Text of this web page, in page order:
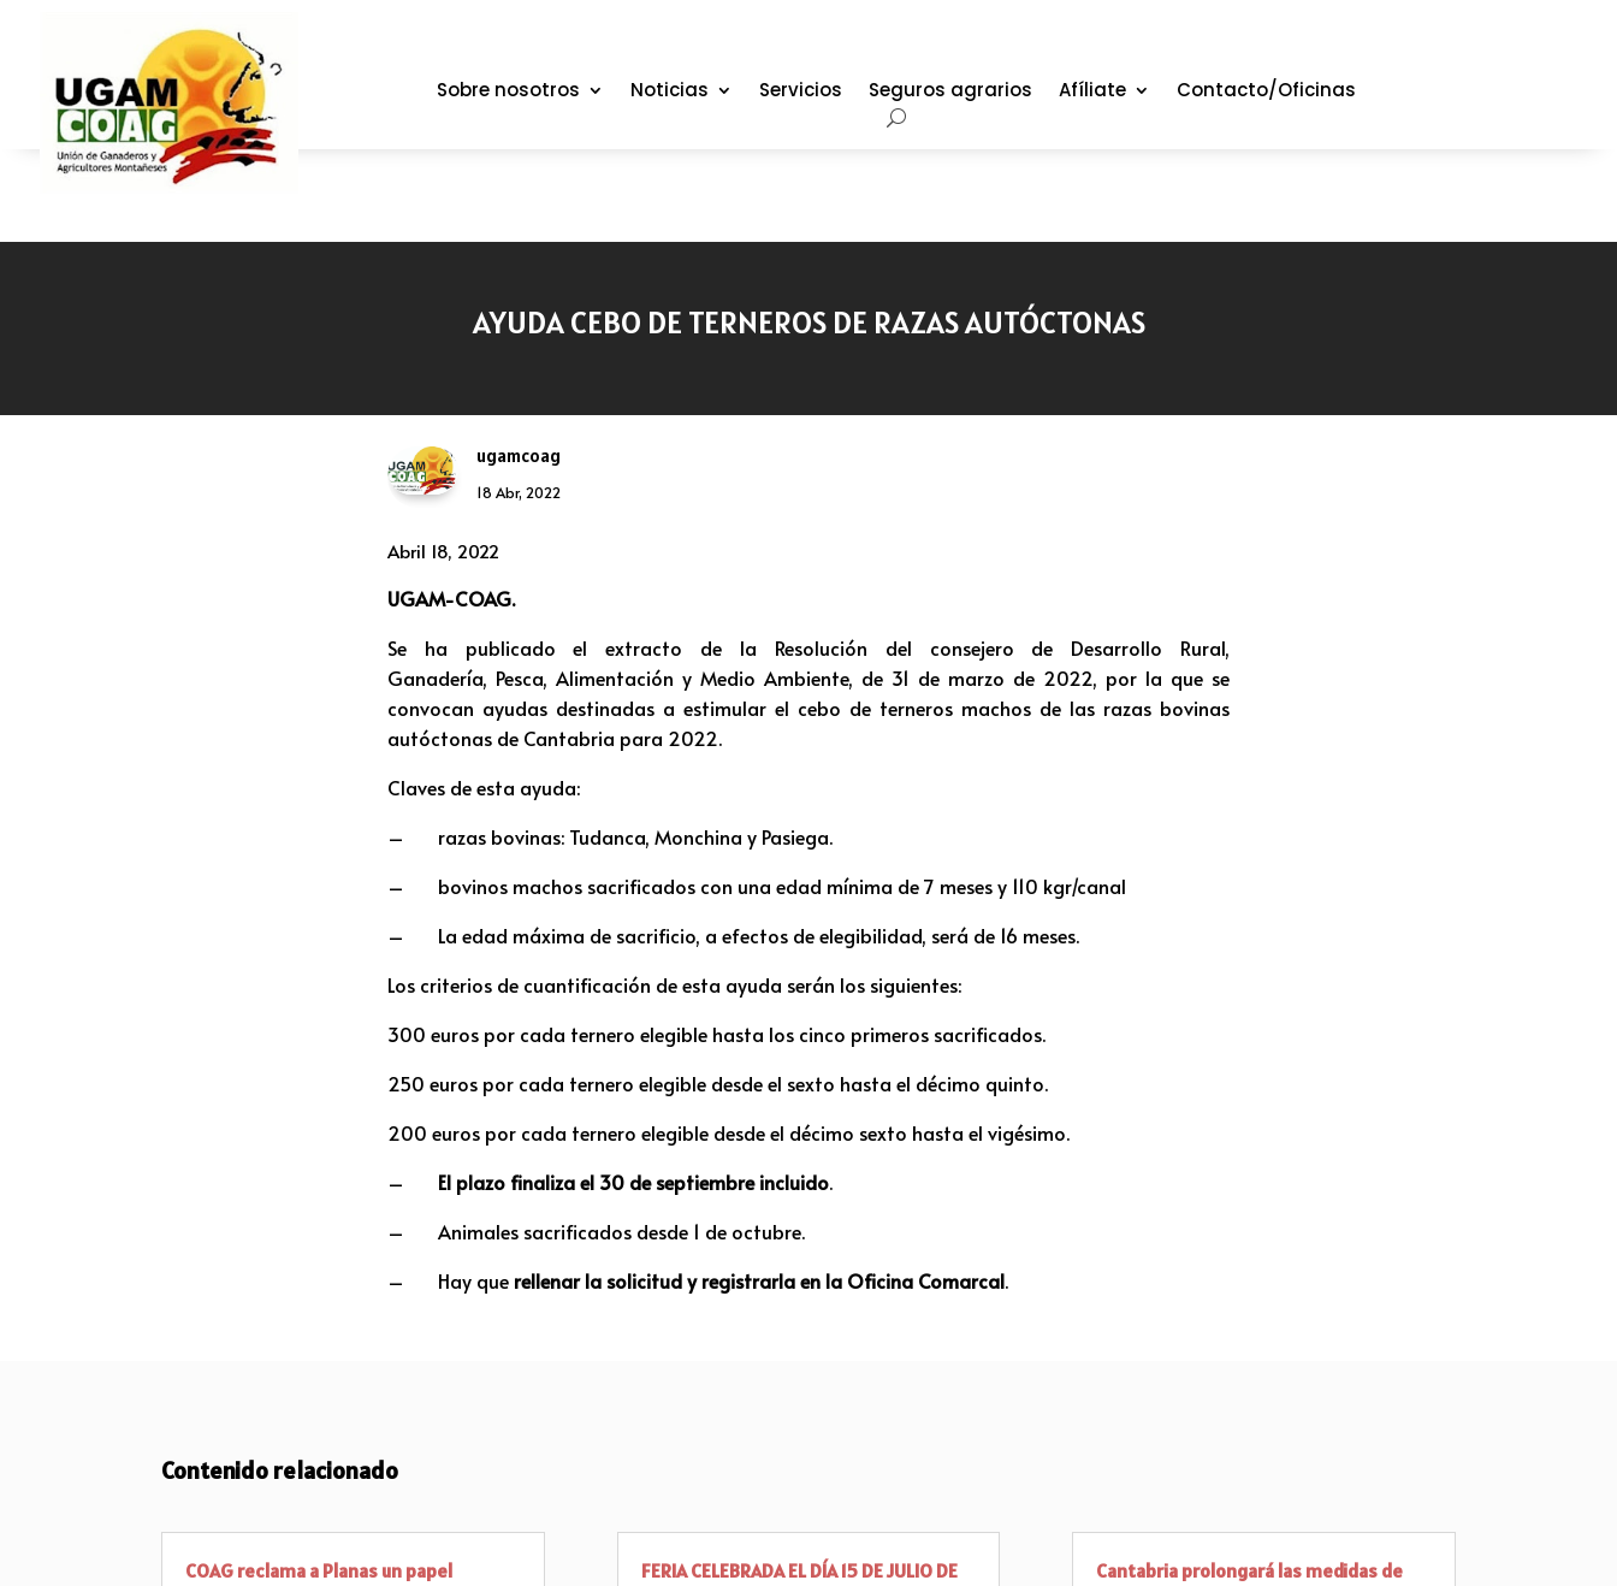
Sobre nosotros Noticias Servicios Seguros agrarios Afíliate Contacto/Oficinas
AYUDA CEBO DE TERNEROS DE RAZAS AUTÓCTONAS
ugamcoag
18 Abr, 2022
Abril 18, 2022
UGAM-COAG.
Se ha publicado el extracto de la Resolución del consejero de Desarrollo Rural,
Ganadería, Pesca, Alimentación y Medio Ambiente, de 31 de marzo de 2022, por la que se
convocan ayudas destinadas a estimular el cebo de terneros machos de las razas bovinas
autóctonas de Cantabria para 2022.
Claves de esta ayuda:
– razas bovinas: Tudanca, Monchina y Pasiega.
– bovinos machos sacrificados con una edad mínima de 7 meses y 110 kgr/canal
– La edad máxima de sacrificio, a efectos de elegibilidad, será de 16 meses.
Los criterios de cuantificación de esta ayuda serán los siguientes:
300 euros por cada ternero elegible hasta los cinco primeros sacrificados.
250 euros por cada ternero elegible desde el sexto hasta el décimo quinto.
200 euros por cada ternero elegible desde el décimo sexto hasta el vigésimo.
– El plazo finaliza el 30 de septiembre incluido.
– Animales sacrificados desde 1 de octubre.
– Hay que rellenar la solicitud y registrarla en la Oficina Comarcal.
Contenido relacionado
COAG reclama a Planas un papel
FERIA CELEBRADA EL DÍA 15 DE JULIO DE
Cantabria prolongará las medidas de